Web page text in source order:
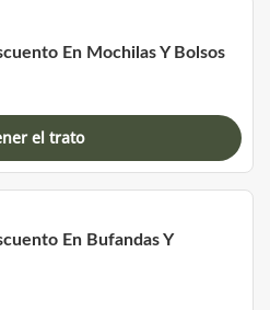
En Mochilas Y Bolsos
el trato
En Bufandas Y